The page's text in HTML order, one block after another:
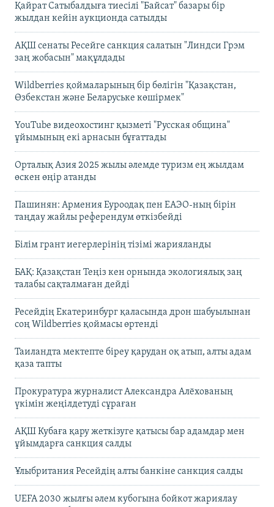
Қайрат Сатыбалдыға тиесілі "Байсат" базары бір
жылдан кейін аукционда сатылды
АҚШ сенаты Ресейге санкция салатын "Линдси Грэм
заң жобасын" мақұлдады
Wildberries қоймаларының бір бөлігін "Қазақстан,
Өзбекстан және Беларуське көшірмек"
YouTube видеохостинг қызметі "Русская община"
ұйымының екі арнасын бұғаттады
Орталық Азия 2025 жылы әлемде туризм ең жылдам
өскен өңір атанды
Пашинян: Армения Еуроодақ пен ЕАЭО-ның бірін
таңдау жайлы референдум өткізбейді
Білім грант иегерлерінің тізімі жарияланды
БАҚ: Қазақстан Теңіз кен орнында экологиялық заң
талабы сақталмаған дейді
Ресейдің Екатеринбург қаласында дрон шабуылынан
соң Wildberries қоймасы өртенді
Таиландта мектепте біреу қарудан оқ атып, алты адам
қаза тапты
Прокуратура журналист Александра Алёхованың
үкімін жеңілдетуді сұраған
АҚШ Кубаға қару жеткізуге қатысы бар адамдар мен
ұйымдарға санкция салды
Ұлыбритания Ресейдің алты банкіне санкция салды
UEFA 2030 жылғы әлем кубогына бойкот жариялау